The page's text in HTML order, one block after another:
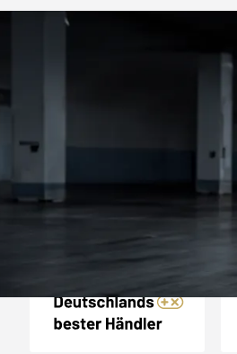
Auszeichnungen